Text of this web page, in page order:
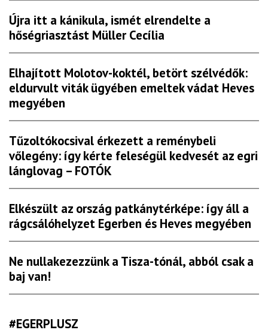
Újra itt a kánikula, ismét elrendelte a
hőségriasztást Müller Cecília
Elhajított Molotov-koktél, betört szélvédők:
eldurvult viták ügyében emeltek vádat Heves
megyében
Tűzoltókocsival érkezett a reménybeli
vőlegény: így kérte feleségül kedvesét az egri
lánglovag – FOTÓK
Elkészült az ország patkánytérképe: így áll a
rágcsálóhelyzet Egerben és Heves megyében
Ne nullakezezzünk a Tisza-tónál, abból csak a
baj van!
#EGERPLUSZ